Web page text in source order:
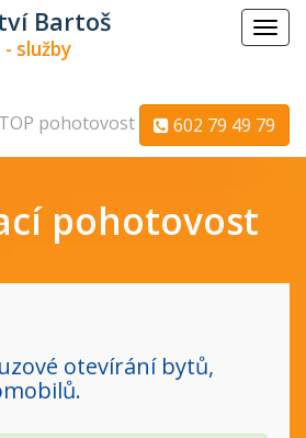
Menu
Bartoš
služby
pohotovost 602 79 49 79
pohotovost
otevírání bytů,